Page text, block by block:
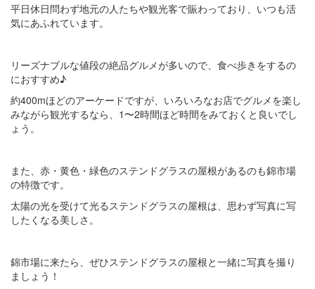
平日休日問わず地元の人たちや観光客で賑わっており、いつも活
気にあふれています。
リーズナブルな値段の絶品グルメが多いので、食べ歩きをするの
におすすめ♪
約400mほどのアーケードですが、いろいろなお店でグルメを楽し
みながら観光するなら、1〜2時間ほど時間をみておくと良いでし
ょう。
また、赤・黄色・緑色のステンドグラスの屋根があるのも錦市場
の特徴です。
太陽の光を受けて光るステンドグラスの屋根は、思わず写真に写
したくなる美しさ。
錦市場に来たら、ぜひステンドグラスの屋根と一緒に写真を撮り
ましょう！